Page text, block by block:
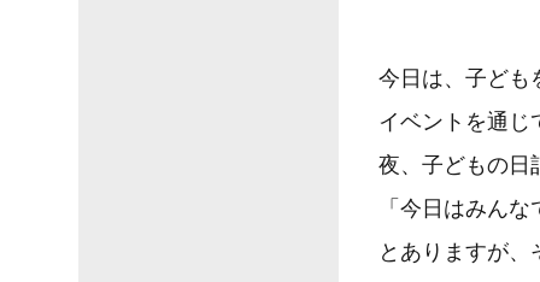
今日は、子ども
イベントを通じ
夜、子どもの日
「今日はみん
とありますが